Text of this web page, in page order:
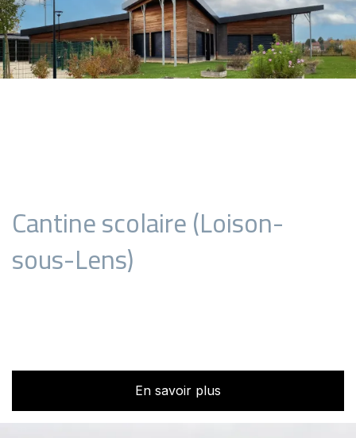
Cantine scolaire (Loison-
sous-Lens)
En savoir plus